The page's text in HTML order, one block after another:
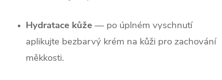
Hydratace kůže— po úplném vyschnutí
aplikujte bezbarvý krém na kůži pro zachování
měkkosti.